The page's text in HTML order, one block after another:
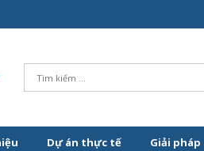
Dự án thực tế Giải pháp